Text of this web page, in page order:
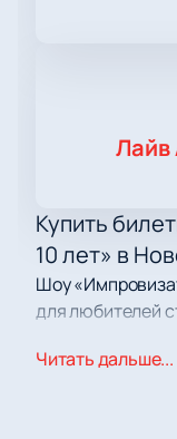
Лайв
Купить
10 лет» в
Шоу
для любителей
исполняют их на
Читать дальше...